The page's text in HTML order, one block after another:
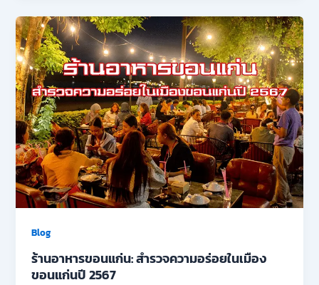
Blog
ร้านอาหารขอนแก่น: สำรวจความอร่อยในเมือง
ขอนแก่นปี 2567